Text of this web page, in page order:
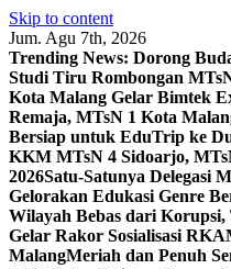
Skip to content
Jum. Agu 7th, 2026
Trending News: Dorong
Studi Tiru Rombongan
Kota Malang Gelar Bimtek
Remaja, MTsN 1 Kota
Bersiap untuk EduTrip ke
KKM MTsN 4 Sidoarjo,
2026Satu-Satunya Delegasi
Gelorakan Edukasi Genre
Wilayah Bebas dari
Gelar Rakor Sosialisasi
MalangMeriah dan Penuh